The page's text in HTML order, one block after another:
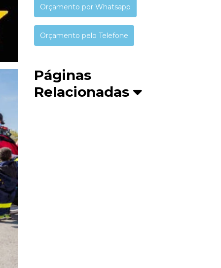
Orçamento por Whatsapp
Orçamento pelo Telefone
Páginas
Relacionadas